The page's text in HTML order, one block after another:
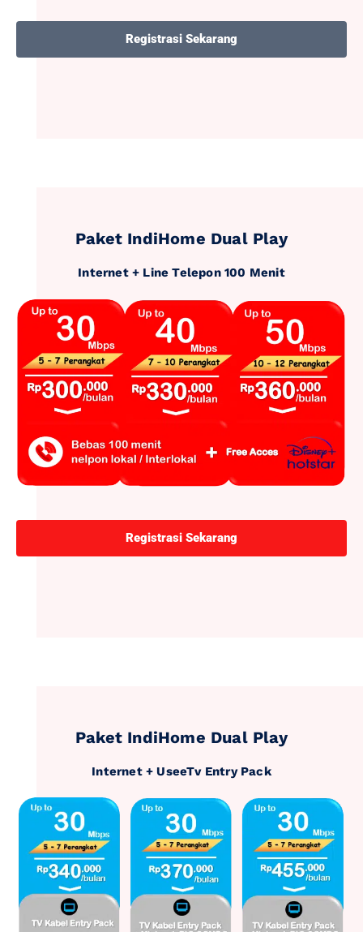
Registrasi Sekarang
Paket IndiHome Dual Play
Internet + Line Telepon 100 Menit
Registrasi Sekarang
Paket IndiHome Dual Play
Internet + UseeTv Entry Pack